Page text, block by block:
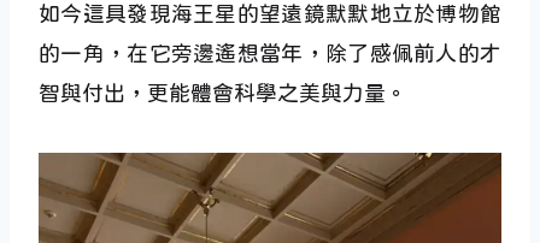
如今這具發現海王星的望遠鏡默默地立於博物館
的一角，在它旁邊遙想當年，除了感佩前人的才
智與付出，更能體會科學之美與力量。